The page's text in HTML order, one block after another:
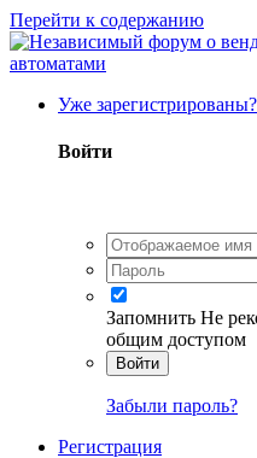
Перейти к содержанию
Уже
Войти
Запомнить Не
общим доступом
Войти
Забыли пароль?
Регистрация